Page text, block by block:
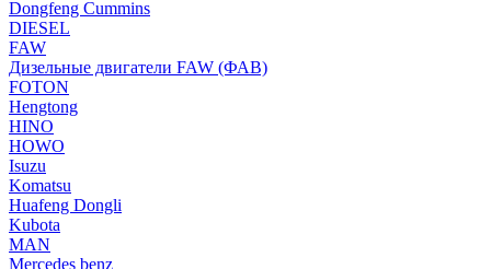
Dongfeng Cummins
DIESEL
FAW
Дизельные двигатели FAW (ФАВ)
FOTON
Hengtong
HINO
HOWO
Isuzu
Komatsu
Huafeng Dongli
Kubota
MAN
Mercedes benz